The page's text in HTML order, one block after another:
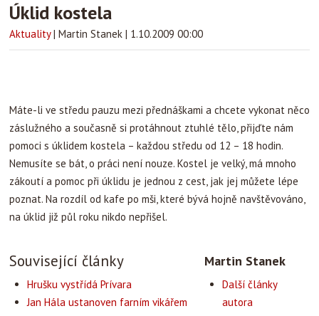
Úklid kostela
Aktuality | Martin Stanek | 1.10.2009 00:00
Máte-li ve středu pauzu mezi přednáškami a chcete vykonat něco
záslužného a současně si protáhnout ztuhlé tělo, přijďte nám
pomoci s úklidem kostela – každou středu od 12 – 18 hodin.
Nemusíte se bát, o práci není nouze. Kostel je velký, má mnoho
zákoutí a pomoc při úklidu je jednou z cest, jak jej můžete lépe
poznat. Na rozdíl od kafe po mši, které bývá hojně navštěvováno,
na úklid již půl roku nikdo nepřišel.
Související články
Hrušku vystřídá Prívara
Jan Hála ustanoven farním vikářem
Martin Stanek
Další články
autora